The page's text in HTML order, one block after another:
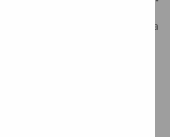
pacjenta od podejrzenia
rozpoczęcia i